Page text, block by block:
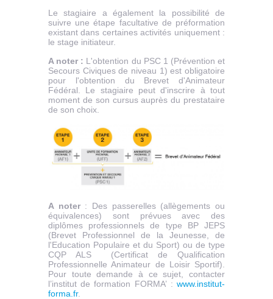
Le stagiaire a également la possibilité de
suivre une étape facultative de préformation
existant dans certaines activités uniquement :
le stage initiateur.
A noter : L'obtention du PSC 1 (Prévention et
Secours Civiques de niveau 1) est obligatoire
pour l'obtention du Brevet d'Animateur
Fédéral. Le stagiaire peut d'inscrire à tout
moment de son cursus auprès du prestataire
de son choix.
A noter : Des passerelles (allègements ou
équivalences) sont prévues avec des
diplômes professionnels de type BP JEPS
(Brevet Professionnel de la Jeunesse, de
l'Education Populaire et du Sport) ou de type
CQP ALS (Certificat de Qualification
Professionnelle Animateur de Loisir Sportif).
Pour toute demande à ce sujet, contacter
l’institut de formation FORMA’ : www.institut-
forma.fr.